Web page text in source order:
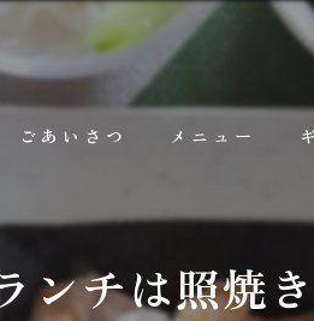
ごあいさつ メニュー
ランチ
お料理
ンチは照焼